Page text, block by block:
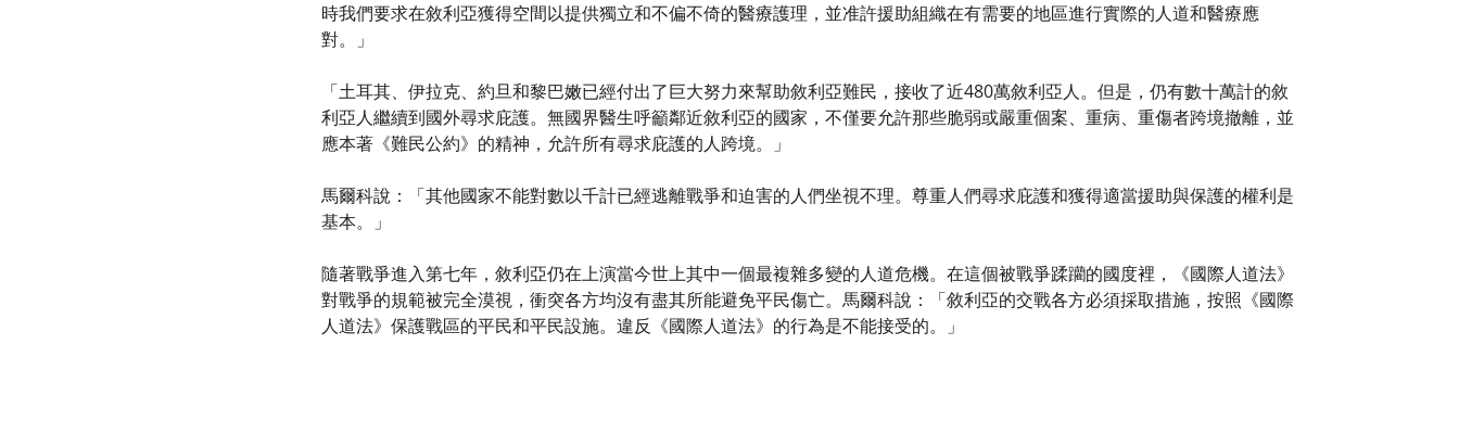
時我們要求在敘利亞獲得空間以提供獨立和不偏不倚的醫療護理，並准許援助組織在有需要的地區進行實際的人道和醫療應
對。」
「土耳其、伊拉克、約旦和黎巴嫩已經付出了巨大努力來幫助敘利亞難民，接收了近480萬敘利亞人。但是，仍有數十萬計的敘
利亞人繼續到國外尋求庇護。無國界醫生呼籲鄰近敘利亞的國家，不僅要允許那些脆弱或嚴重個案、重病、重傷者跨境撤離，並
應本著《難民公約》的精神，允許所有尋求庇護的人跨境。」
馬爾科說：「其他國家不能對數以千計已經逃離戰爭和迫害的人們坐視不理。尊重人們尋求庇護和獲得適當援助與保護的權利是
基本。」
隨著戰爭進入第七年，敘利亞仍在上演當今世上其中一個最複雜多變的人道危機。在這個被戰爭蹂躪的國度裡，《國際人道法》
對戰爭的規範被完全漠視，衝突各方均沒有盡其所能避免平民傷亡。馬爾科說：「敘利亞的交戰各方必須採取措施，按照《國際
人道法》保護戰區的平民和平民設施。違反《國際人道法》的行為是不能接受的。」